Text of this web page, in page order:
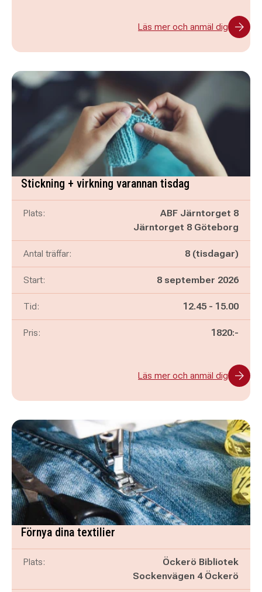
Läs mer och anmäl dig
Stickning + virkning varannan tisdag
Plats:
ABF Järntorget 8
Järntorget 8 Göteborg
Antal träffar: 8 (tisdagar)
Start: 8 september 2026
Tid: Pågår mellan
12.45 - och
15.00
Pris: 1820:-
Läs mer och anmäl dig
Förnya dina textilier
Plats:
Öckerö Bibliotek
Sockenvägen 4 Öckerö